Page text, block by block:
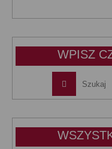
wynosiła:wynosi:
WPISZ